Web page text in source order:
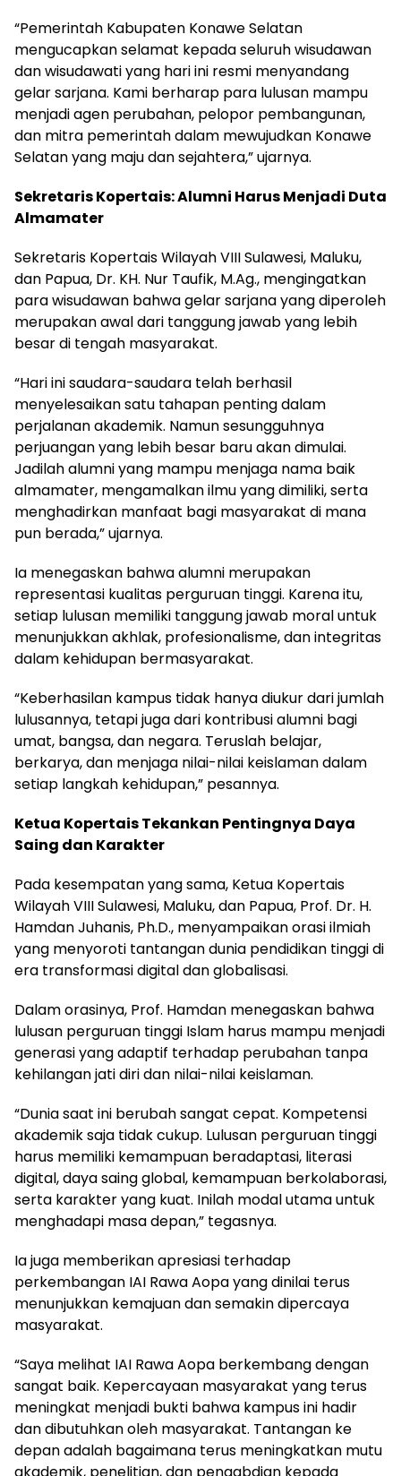
“Pemerintah Kabupaten Konawe Selatan
mengucapkan selamat kepada seluruh wisudawan
dan wisudawati yang hari ini resmi menyandang
gelar sarjana. Kami berharap para lulusan mampu
menjadi agen perubahan, pelopor pembangunan,
dan mitra pemerintah dalam mewujudkan Konawe
Selatan yang maju dan sejahtera,” ujarnya.
Sekretaris Kopertais: Alumni Harus Menjadi Duta
Almamater
Sekretaris Kopertais Wilayah VIII Sulawesi, Maluku,
dan Papua, Dr. KH. Nur Taufik, M.Ag., mengingatkan
para wisudawan bahwa gelar sarjana yang diperoleh
merupakan awal dari tanggung jawab yang lebih
besar di tengah masyarakat.
“Hari ini saudara-saudara telah berhasil
menyelesaikan satu tahapan penting dalam
perjalanan akademik. Namun sesungguhnya
perjuangan yang lebih besar baru akan dimulai.
Jadilah alumni yang mampu menjaga nama baik
almamater, mengamalkan ilmu yang dimiliki, serta
menghadirkan manfaat bagi masyarakat di mana
pun berada,” ujarnya.
Ia menegaskan bahwa alumni merupakan
representasi kualitas perguruan tinggi. Karena itu,
setiap lulusan memiliki tanggung jawab moral untuk
menunjukkan akhlak, profesionalisme, dan integritas
dalam kehidupan bermasyarakat.
“Keberhasilan kampus tidak hanya diukur dari jumlah
lulusannya, tetapi juga dari kontribusi alumni bagi
umat, bangsa, dan negara. Teruslah belajar,
berkarya, dan menjaga nilai-nilai keislaman dalam
setiap langkah kehidupan,” pesannya.
Ketua Kopertais Tekankan Pentingnya Daya
Saing dan Karakter
Pada kesempatan yang sama, Ketua Kopertais
Wilayah VIII Sulawesi, Maluku, dan Papua, Prof. Dr. H.
Hamdan Juhanis, Ph.D., menyampaikan orasi ilmiah
yang menyoroti tantangan dunia pendidikan tinggi di
era transformasi digital dan globalisasi.
Dalam orasinya, Prof. Hamdan menegaskan bahwa
lulusan perguruan tinggi Islam harus mampu menjadi
generasi yang adaptif terhadap perubahan tanpa
kehilangan jati diri dan nilai-nilai keislaman.
“Dunia saat ini berubah sangat cepat. Kompetensi
akademik saja tidak cukup. Lulusan perguruan tinggi
harus memiliki kemampuan beradaptasi, literasi
digital, daya saing global, kemampuan berkolaborasi,
serta karakter yang kuat. Inilah modal utama untuk
menghadapi masa depan,” tegasnya.
Ia juga memberikan apresiasi terhadap
perkembangan IAI Rawa Aopa yang dinilai terus
menunjukkan kemajuan dan semakin dipercaya
masyarakat.
“Saya melihat IAI Rawa Aopa berkembang dengan
sangat baik. Kepercayaan masyarakat yang terus
meningkat menjadi bukti bahwa kampus ini hadir
dan dibutuhkan oleh masyarakat. Tantangan ke
depan adalah bagaimana terus meningkatkan mutu
akademik, penelitian, dan pengabdian kepada